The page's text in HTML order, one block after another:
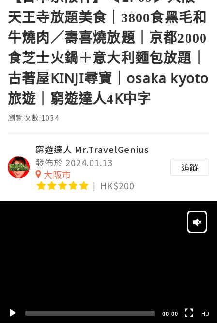
天王寺放題美食｜3800食黑毛和
牛燒肉／壽喜燒放題｜京都2000
食芝士火鍋＋意大利麵包放題｜
古著屋KINJI尋寶｜osaka kyoto
旅遊｜窮遊達人4K中字
瀏覽次數:1034
窮遊達人 Mr.TravelGenius
發佈於 2024.01.13
大阪市
HK$200
追蹤
00:00 HD